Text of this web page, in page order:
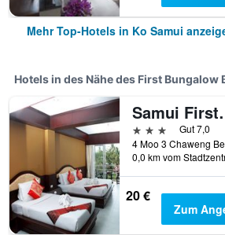
Mehr Top-Hotels in Ko Samui
Hotels in des Nähe des First Bungalow
3 Sterne
Gut 7,0
0,0 km vom
20 €
Zum